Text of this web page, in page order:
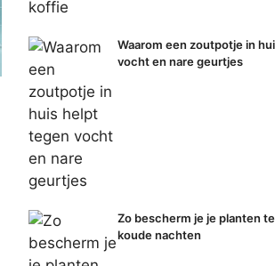
Waarom een zoutpotje in
vocht en nare geurtjes
Zo bescherm je je planten
koude nachten